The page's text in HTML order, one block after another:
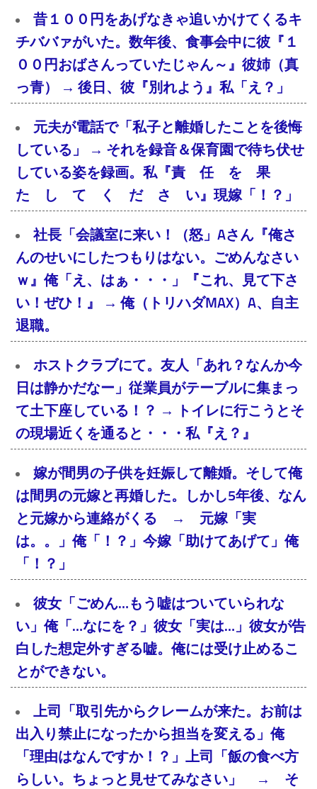
昔１００円をあげなきゃ追いかけてくるキ
チババァがいた。数年後、食事会中に彼『１
００円おばさんっていたじゃん～』彼姉（真
っ青） → 後日、彼『別れよう』私「え？」
元夫が電話で「私子と離婚したことを後悔
している」 → それを録音＆保育園で待ち伏せ
している姿を録画。私『責 任 を 果
た し て く だ さ い』現嫁「！？」
社長「会議室に来い！（怒」Aさん『俺さ
んのせいにしたつもりはない。ごめんなさい
ｗ』俺「え、はぁ・・・」『これ、見て下さ
い！ぜひ！』 → 俺（トリハダMAX）A、自主
退職。
ホストクラブにて。友人「あれ？なんか今
日は静かだなー」従業員がテーブルに集まっ
て土下座している！？ → トイレに行こうとそ
の現場近くを通ると・・・私『え？』
嫁が間男の子供を妊娠して離婚。そして俺
は間男の元嫁と再婚した。しかし5年後、なん
と元嫁から連絡がくる → 元嫁「実
は。。」俺「！？」今嫁「助けてあげて」俺
「！？」
彼女「ごめん…もう嘘はついていられな
い」俺「…なにを？」彼女「実は…」彼女が告
白した想定外すぎる嘘。俺には受け止めるこ
とができない。
上司「取引先からクレームが来た。お前は
出入り禁止になったから担当を変える」俺
「理由はなんですか！？」上司「飯の食べ方
らしい。ちょっと見せてみなさい」 → そ